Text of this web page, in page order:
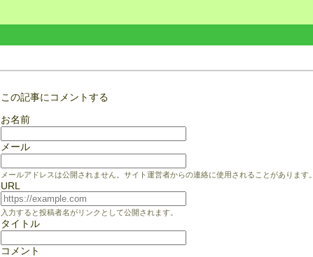
この記事にコメントする
お名前
メール
メールアドレスは公開されません。サイト運営者からの連絡に使用されることがあります。
URL
入力すると投稿者名がリンクとして公開されます。
タイトル
コメント